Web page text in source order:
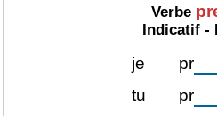
Verbe
Indicatif -
je
pr
tu
pr